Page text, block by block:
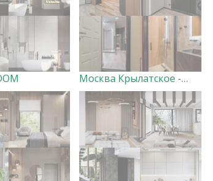
Москва Крылатское - реализация по проекту